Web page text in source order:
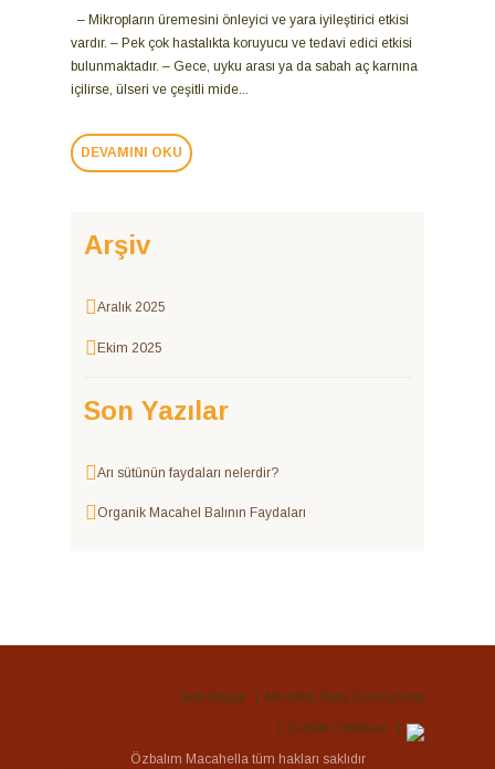
Tek Tıkla Ödeme Kolaylığı
– Mikropların üremesini önleyici ve yara iyileştirici etkisi
vardır. – Pek çok hastalıkta koruyucu ve tedavi edici etkisi
bulunmaktadır. – Gece, uyku arası ya da sabah aç karnına
içilirse, ülseri ve çeşitli mide...
DEVAMINI OKU
Arşiv
Aralık 2025
Ekim 2025
Son Yazılar
Arı sütünün faydaları nelerdir?
Organik Macahel Balının Faydaları
İade Bilgisi
Mesafeli Satış Sözleşmesi
Gizlilik Politikası
Özbalım Macahella tüm hakları saklıdır